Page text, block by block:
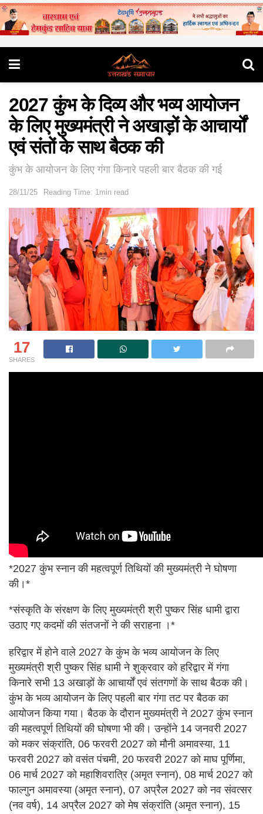
2027 कुंभ के दिव्य और भव्य आयोजन
के लिए मुख्यमंत्री ने अखाड़ों के आचार्यों
एवं संतों के साथ बैठक की
कुंभ के आयोजन के लिए गंगा किनारे पहली बार बैठक की गई
28/11/25 Reading Time: 1min read
17
SHARES
*2027 कुंभ स्नान की महत्वपूर्ण तिथियों की मुख्यमंत्री ने घोषणा
की।*
*संस्कृति के संरक्षण के लिए मुख्यमंत्री श्री पुष्कर सिंह धामी द्वारा
उठाए गए कदमों की संतजनों ने की सराहना ।*
हरिद्वार में होने वाले 2027 के कुंभ के भव्य आयोजन के लिए
मुख्यमंत्री श्री पुष्कर सिंह धामी ने शुक्रवार को हरिद्वार में गंगा
किनारे सभी 13 अखाड़ों के आचार्यों एवं संतगणों के साथ बैठक की।
कुंभ के भव्य आयोजन के लिए पहली बार गंगा तट पर बैठक का
आयोजन किया गया। बैठक के दौरान मुख्यमंत्री ने 2027 कुंभ स्नान
की महत्वपूर्ण तिथियों की घोषणा भी की। उन्होंने 14 जनवरी 2027
को मकर संक्रांति, 06 फरवरी 2027 को मौनी अमावस्या, 11
फरवरी 2027 को वसंत पंचमी, 20 फरवरी 2027 को माघ पूर्णिमा,
06 मार्च 2027 को महाशिवरात्रि (अमृत स्नान), 08 मार्च 2027 को
फाल्गुन अमावस्या (अमृत स्नान), 07 अप्रैल 2027 को नव संवत्सर
(नव वर्ष), 14 अप्रैल 2027 को मेष संक्रांति (अमृत स्नान), 15